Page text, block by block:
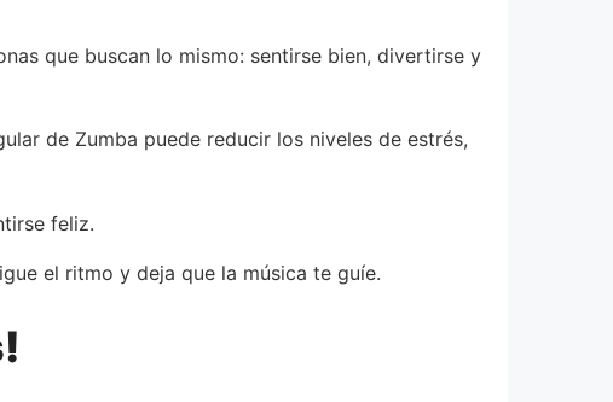
que buscan lo mismo: sentirse bien, divertirse y
de Zumba puede reducir los niveles de estrés,
feliz.
el ritmo y deja que la música te guíe.